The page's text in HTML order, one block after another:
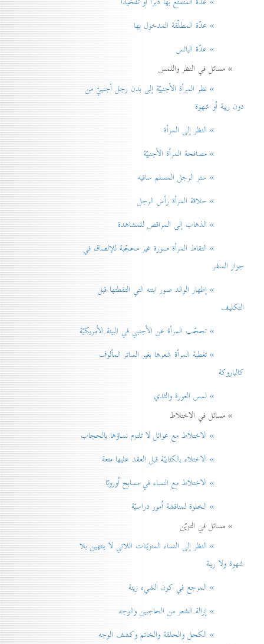
» عدّة المطلّقة المدخول بها
» عدّة اليائس
» مسائل في النظر واللمس
» نظر المرأة الأجنبيّة إلی بدن رجل أجنبيّ من
دون ريبة أو شهوة
» النظر إلی المرأة
» مصافحة المرأة الأجنبيّة
» ستر الرجل المسلم ساقيه
» حلاقة المرأة رأس الرجل
» الذهاب إلی المراقص للمشاهدة
» التقاط المرأة صورة غير محجّبة للإلصاق في
جواز السفر
» إظهار الوالد صور ابنته التي التقطتها قبل
التكليف
» تحجّب المرأة عن الأجنبي في البيئة الأمريكيّة
» تغطية المرأة شعرها بغير الساتر المألوف
كالباروكة
» لمس العورة والثدي
» مسائل في الاختلاط
» الاختلاط مع عوائل لا تلتزم نساؤها بالحجاب
» الاختلاء بالكتابيّة قبل العقد عليها متعة
» الاختلاط مع النساء في مسابح اُوروبّا
» الخلوة لمناقشة اُمور دراسيّة
» مسائل في التزيّن
» النظر إلی النساء المتزيّنات اللاتي لا ينتهين بلا
شهوة ولا ريبة
» المرجع في كون الشيء زينة
» إزالة الشعر من الحاجبين والوجه
» الكحل والحلقة والخاتم وكشف الوجه